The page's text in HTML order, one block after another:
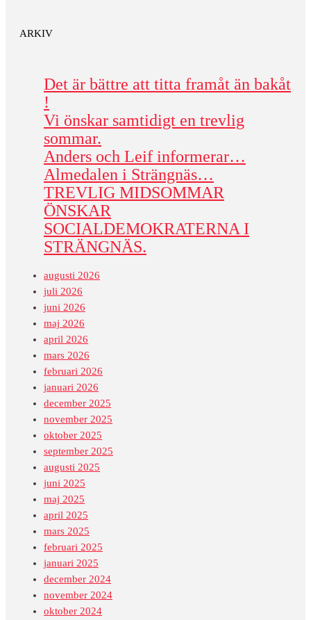
ARKIV
Det är bättre att titta framåt än bakåt
!
Vi önskar samtidigt en trevlig
sommar.
Anders och Leif informerar…
Almedalen i Strängnäs…
TREVLIG MIDSOMMAR
ÖNSKAR
SOCIALDEMOKRATERNA I
STRÄNGNÄS.
augusti 2026
juli 2026
juni 2026
maj 2026
april 2026
mars 2026
februari 2026
januari 2026
december 2025
november 2025
oktober 2025
september 2025
augusti 2025
juni 2025
maj 2025
april 2025
mars 2025
februari 2025
januari 2025
december 2024
november 2024
oktober 2024